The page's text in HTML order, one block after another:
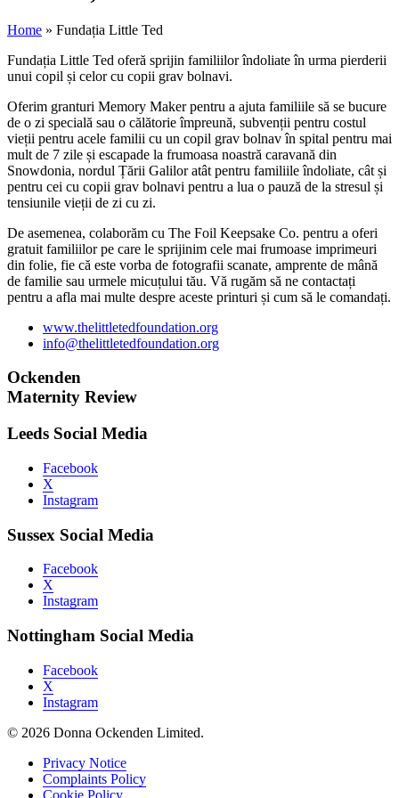
Home » Fundația Little Ted
Fundația Little Ted oferă sprijin familiilor îndoliate în urma pierderii
unui copil și celor cu copii grav bolnavi.
Oferim granturi Memory Maker pentru a ajuta familiile să se bucure
de o zi specială sau o călătorie împreună, subvenții pentru costul
vieții pentru acele familii cu un copil grav bolnav în spital pentru mai
mult de 7 zile și escapade la frumoasa noastră caravană din
Snowdonia, nordul Țării Galilor atât pentru familiile îndoliate, cât și
pentru cei cu copii grav bolnavi pentru a lua o pauză de la stresul și
tensiunile vieții de zi cu zi.
De asemenea, colaborăm cu The Foil Keepsake Co. pentru a oferi
gratuit familiilor pe care le sprijinim cele mai frumoase imprimeuri
din folie, fie că este vorba de fotografii scanate, amprente de mână
de familie sau urmele micuțului tău. Vă rugăm să ne contactați
pentru a afla mai multe despre aceste printuri și cum să le comandați.
www.thelittletedfoundation.org
info@thelittletedfoundation.org
Ockenden
Maternity Review
Leeds Social Media
Facebook
X
Instagram
Sussex Social Media
Facebook
X
Instagram
Nottingham Social Media
Facebook
X
Instagram
© 2026 Donna Ockenden Limited.
Privacy Notice
Complaints Policy
Cookie Policy